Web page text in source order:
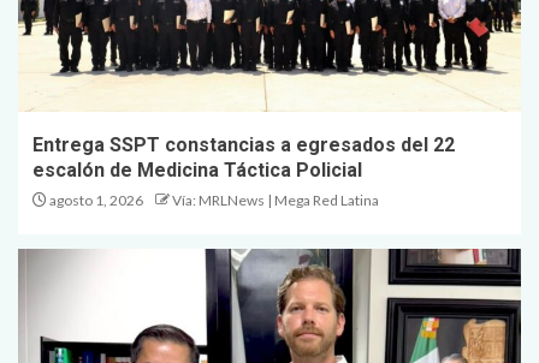
Entrega SSPT constancias a egresados del 22
escalón de Medicina Táctica Policial
agosto 1, 2026 Vía: MRLNews | Mega Red Latina